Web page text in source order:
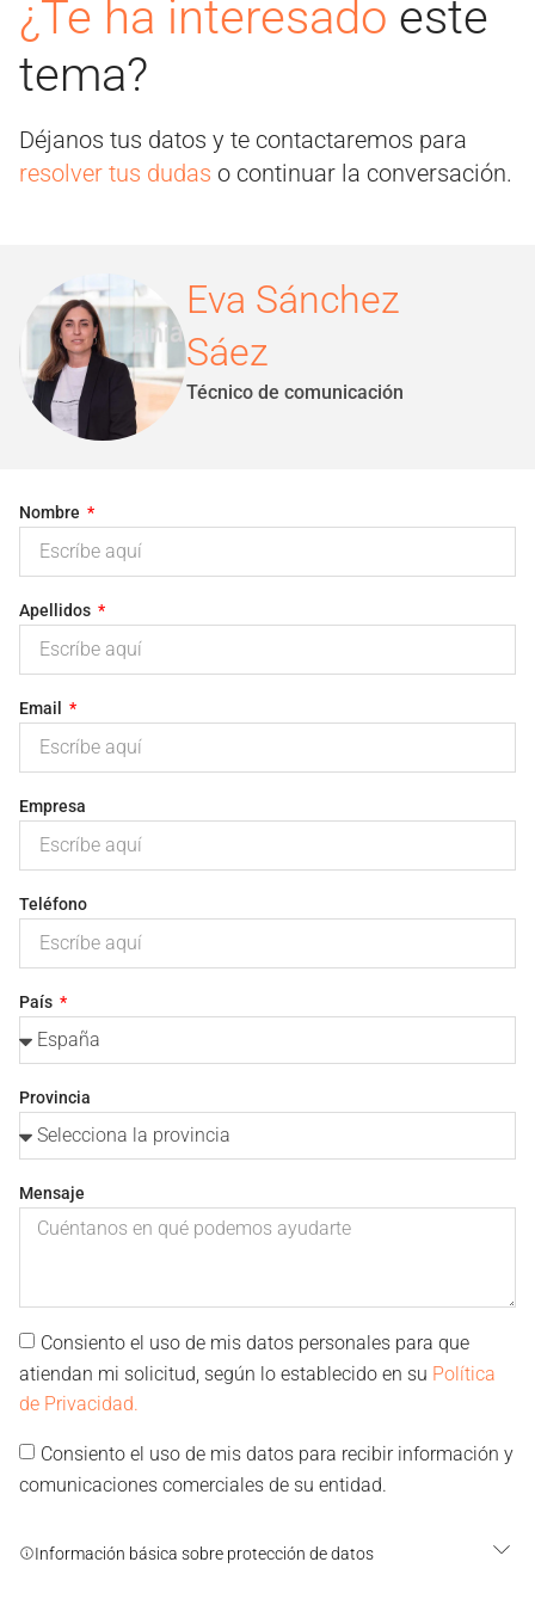
¿Te ha interesado este
tema?
Déjanos tus datos y te contactaremos para
resolver tus dudas o continuar la conversación.
Eva Sánchez
Sáez
Técnico de comunicación
Nombre
Apellidos
Email
Empresa
Teléfono
País
Provincia
Mensaje
Consiento el uso de mis datos personales para que
atiendan mi solicitud, según lo establecido en su Política
de Privacidad.
Consiento el uso de mis datos para recibir información y
comunicaciones comerciales de su entidad.
Información básica sobre protección de datos